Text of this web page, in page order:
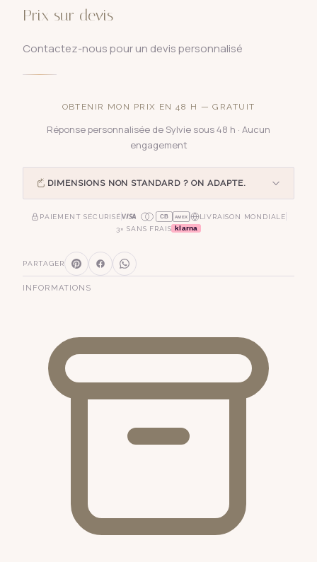
Prix sur devis
Contactez-nous pour un devis personnalisé
OBTENIR MON PRIX EN 48 H — GRATUIT
Réponse personnalisée de Sylvie sous 48 h · Aucun
engagement
DIMENSIONS NON STANDARD ? ON ADAPTE.
PAIEMENT SÉCURISÉ CB AMEX
LIVRAISON MONDIALE
3× SANS FRAIS klarna
PARTAGER
INFORMATIONS